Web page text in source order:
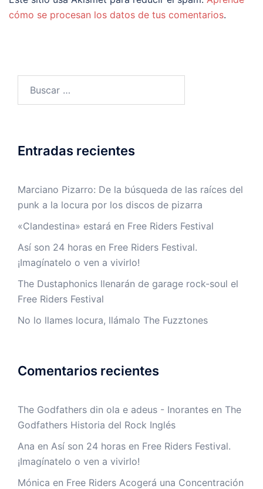
cómo se procesan los datos de tus comentarios.
Entradas recientes
Marciano Pizarro: De la búsqueda de las raíces del
punk a la locura por los discos de pizarra
«Clandestina» estará en Free Riders Festival
Así son 24 horas en Free Riders Festival.
¡Imagínatelo o ven a vivirlo!
The Dustaphonics llenarán de garage rock-soul el
Free Riders Festival
No lo llames locura, llámalo The Fuzztones
Comentarios recientes
The Godfathers din ola e adeus - Inorantes en The
Godfathers Historia del Rock Inglés
Ana en Así son 24 horas en Free Riders Festival.
¡Imagínatelo o ven a vivirlo!
Mónica en Free Riders Acogerá una Concentración